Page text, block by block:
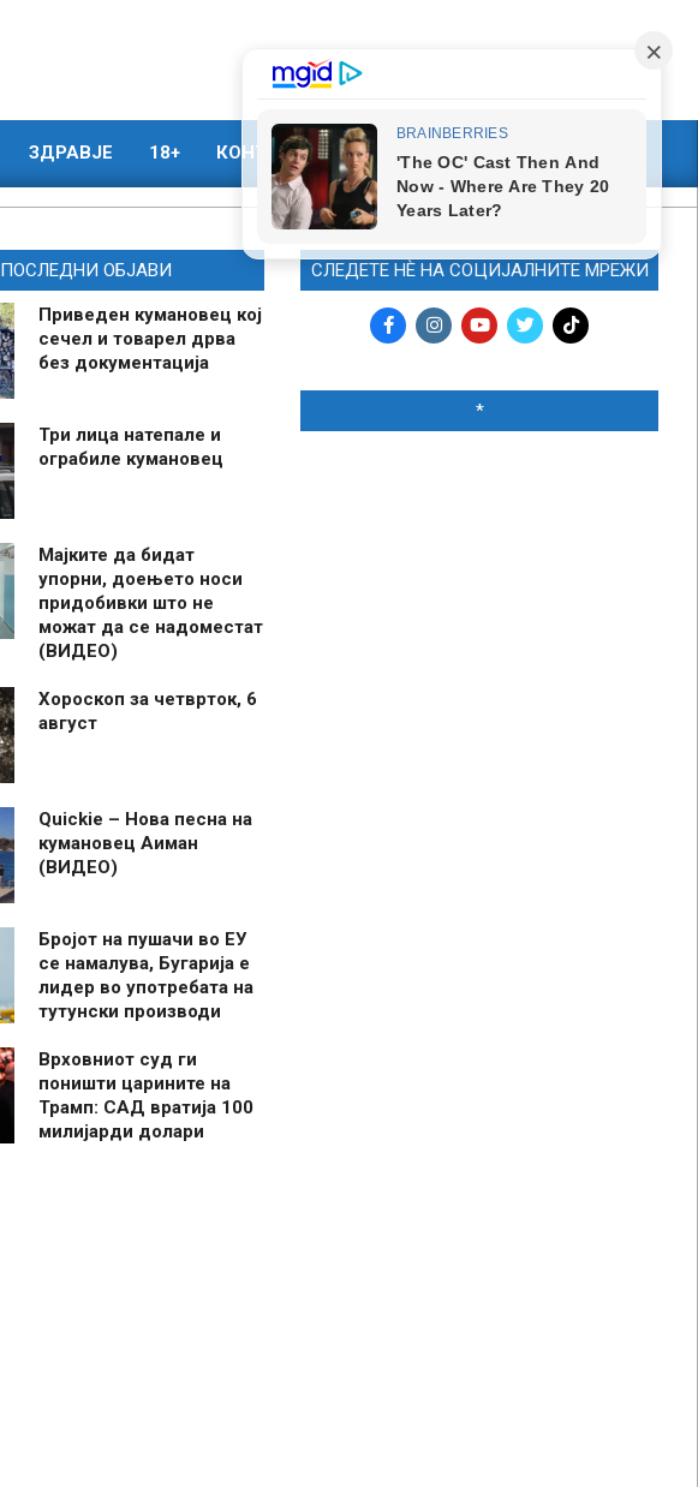
ЗДРАВЈЕ 18+ КОНТАКТ МАРКЕТИНГ
ПОСЛЕДНИ ОБЈАВИ
Приведен кумановец кој
сечел и товарел дрва
без документација
Три лица натепале и
ограбиле кумановец
Мајките да бидат
упорни, доењето носи
придобивки што не
можат да се надоместат
(ВИДЕО)
Хороскоп за четврток, 6
август
Quickie – Нова песна на
кумановец Аиман
(ВИДЕО)
Бројот на пушачи во ЕУ
се намалува, Бугарија е
лидер во употребата на
тутунски производи
Врховниот суд ги
поништи царините на
Трамп: САД вратија 100
милијарди долари
СЛЕДЕТЕ НЀ НА СОЦИЈАЛНИТЕ МРЕЖИ
*